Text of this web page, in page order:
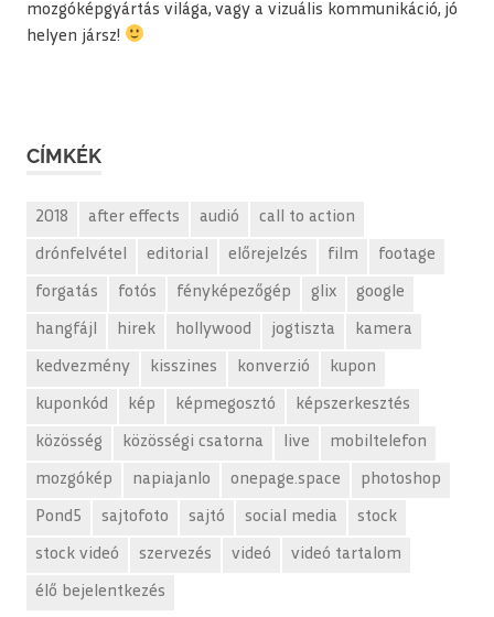
mozgóképgyártás világa, vagy a vizuális kommunikáció, jó
helyen jársz!
CÍMKÉK
2018 after effects audió call to action
drónfelvétel editorial előrejelzés film footage
forgatás fotós fényképezőgép glix google
hangfájl hirek hollywood jogtiszta kamera
kedvezmény kisszines konverzió kupon
kuponkód kép képmegosztó képszerkesztés
közösség közösségi csatorna live mobiltelefon
mozgókép napiajanlo onepage.space photoshop
Pond5 sajtofoto sajtó social media stock
stock videó szervezés videó videó tartalom
élő bejelentkezés